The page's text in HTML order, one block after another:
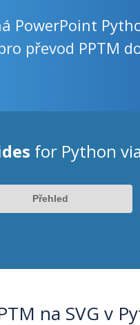
PowerPoint
převod PPTM
for Python
Přehled
na SVG v